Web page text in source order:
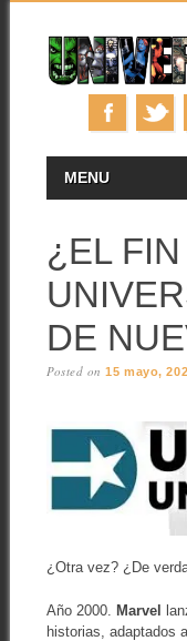
MAIN
MENU
¿EL
DE
Posted on15 mayo,
¿Otra vez? ¿De
Año 2000. Marvel
historias, adaptados